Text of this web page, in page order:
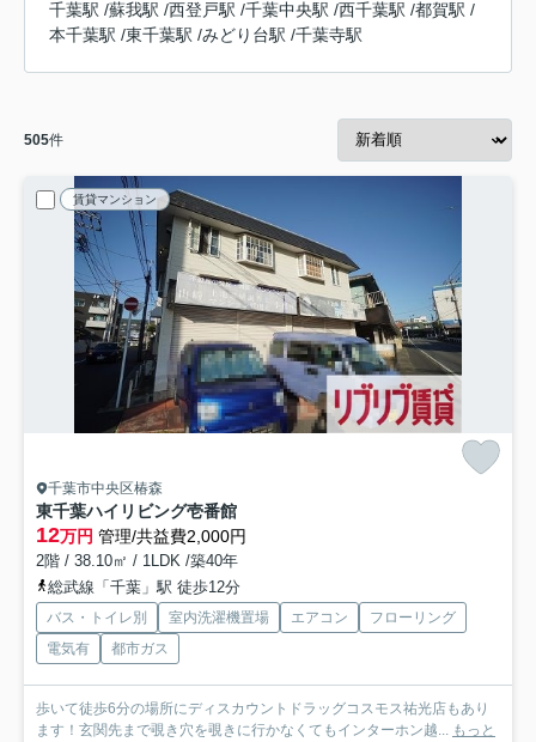
千葉駅 /蘇我駅 /西登戸駅 /千葉中央駅 /西千葉駅 /都賀駅 /
本千葉駅 /東千葉駅 /みどり台駅 /千葉寺駅
505件
賃貸マンション
千葉市中央区椿森
東千葉ハイリビング壱番館
12万円 管理/共益費2,000円
2階 / 38.10㎡ / 1LDK /築40年
総武線「千葉」駅 徒歩12分
バス・トイレ別 室内洗濯機置場 エアコン
フローリング
電気有
都市ガス
歩いて徒歩6分の場所にディスカウントドラッグコスモス祐光店もあり
ます！玄関先まで覗き穴を覗きに行かなくてもインターホン越... もっと